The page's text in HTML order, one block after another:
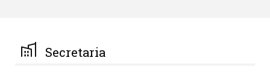
palavra-
chave
Secretaria